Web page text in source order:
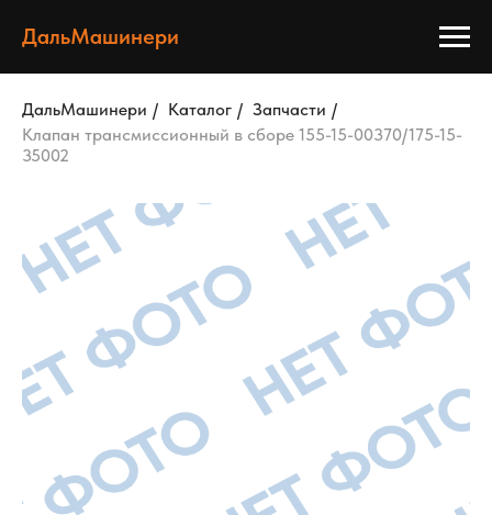
ДальМашинери
ДальМашинери / Каталог / Запчасти /
Клапан трансмиссионный в сборе 155-15-00370/175-15-
35002